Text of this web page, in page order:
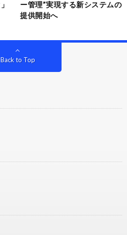
ー管理”実現する新システムの
提供開始へ
Back to Top